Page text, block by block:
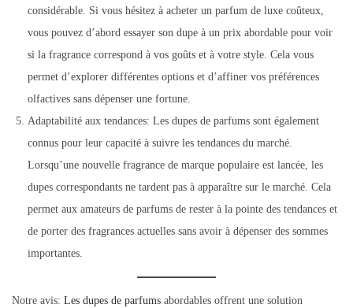
considérable. Si vous hésitez à acheter un parfum de luxe coûteux,
vous pouvez d’abord essayer son dupe à un prix abordable pour voir
si la fragrance correspond à vos goûts et à votre style. Cela vous
permet d’explorer différentes options et d’affiner vos préférences
olfactives sans dépenser une fortune.
Adaptabilité aux tendances: Les dupes de parfums sont également
connus pour leur capacité à suivre les tendances du marché.
Lorsqu’une nouvelle fragrance de marque populaire est lancée, les
dupes correspondants ne tardent pas à apparaître sur le marché. Cela
permet aux amateurs de parfums de rester à la pointe des tendances et
de porter des fragrances actuelles sans avoir à dépenser des sommes
importantes.
Notre avis: Les dupes de parfums abordables offrent une solution